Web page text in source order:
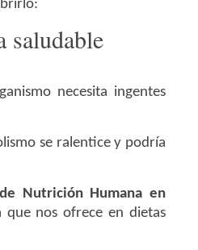
saludable
necesita ingentes
se ralentice y podría
Nutrición Humana en
nos ofrece en dietas